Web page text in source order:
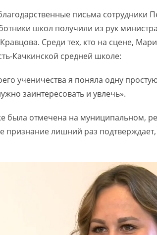
письма сотрудники
школ получили из рук
Среди тех, кто на сцене,
Качкинской средней школе:
ученичества я поняла одну
заинтересовать и увлечь».
была отмечена на муниципальном,
признание лишний раз